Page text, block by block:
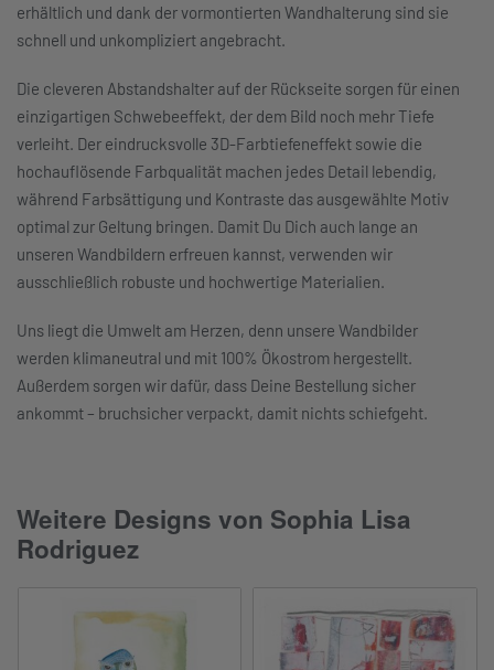
erhältlich und dank der vormontierten Wandhalterung sind sie
schnell und unkompliziert angebracht.
Die cleveren Abstandshalter auf der Rückseite sorgen für einen
einzigartigen Schwebeeffekt, der dem Bild noch mehr Tiefe
verleiht. Der eindrucksvolle 3D-Farbtiefeneffekt sowie die
hochauflösende Farbqualität machen jedes Detail lebendig,
während Farbsättigung und Kontraste das ausgewählte Motiv
optimal zur Geltung bringen. Damit Du Dich auch lange an
unseren Wandbildern erfreuen kannst, verwenden wir
ausschließlich robuste und hochwertige Materialien.
Uns liegt die Umwelt am Herzen, denn unsere Wandbilder
werden klimaneutral und mit 100% Ökostrom hergestellt.
Außerdem sorgen wir dafür, dass Deine Bestellung sicher
ankommt – bruchsicher verpackt, damit nichts schiefgeht.
Weitere Designs von Sophia Lisa
Rodriguez